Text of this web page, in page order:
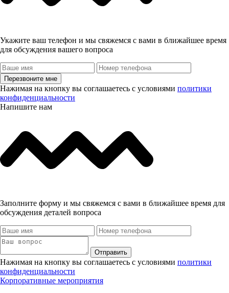
Укажите ваш телефон и мы свяжемся с вами в ближайшее время
для обсуждения вашего вопроса
Перезвоните мне
Нажимая на кнопку вы соглашаетесь с условиями политики
конфиденциальности
Напишите нам
Заполните форму и мы свяжемся с вами в ближайшее время для
обсуждения деталей вопроса
Отправить
Нажимая на кнопку вы соглашаетесь с условиями политики
конфиденциальности
Корпоративные мероприятия